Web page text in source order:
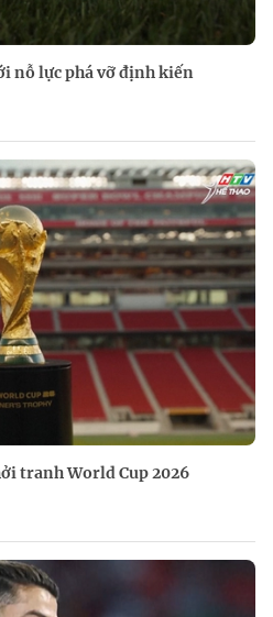
nỗ lực phá vỡ định kiến
tranh World Cup 2026